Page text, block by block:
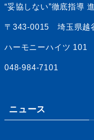
“妥協しない”徹底指導
〒343-0015 埼玉県越
ハーモニーハイツ 101
048-984-7101
ニュース